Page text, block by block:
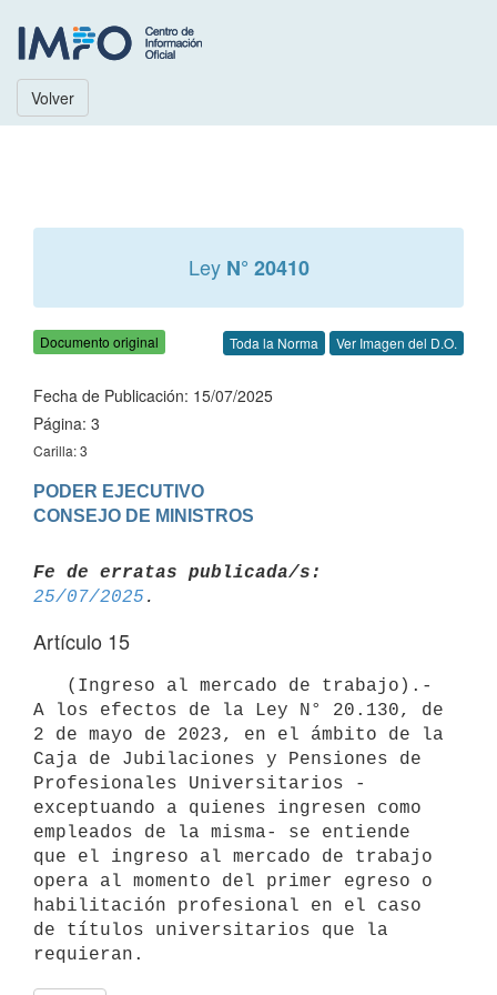
Volver
Ley N° 20410
Documento original Toda la Norma Ver Imagen del D.O.
Fecha de Publicación: 15/07/2025
Página: 3
Carilla: 3
PODER EJECUTIVO
Fe de erratas publicada/s:
25/07/2025
Artículo 15
A los efectos de la Ley N° 20.130, de
2 de mayo de 2023, en el ámbito de la
Caja de Jubilaciones y Pensiones de
Profesionales Universitarios -
exceptuando a quienes ingresen como
empleados de la misma- se entiende
que el ingreso al mercado de trabajo
opera al momento del primer egreso o
habilitación profesional en el caso
de títulos universitarios que la